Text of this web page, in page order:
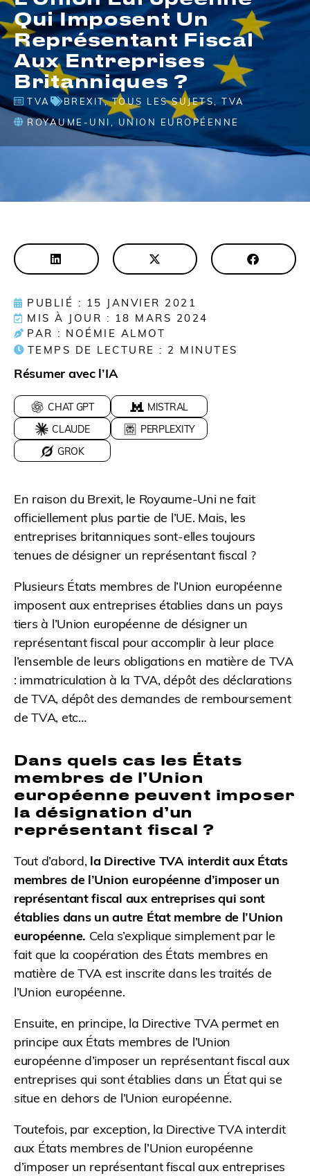
Qui Imposent Un
Représentant Fiscal
Aux Entreprises
Britanniques ?
TVA BREXIT,TOUS LES SUJETS
TVA
ROYAUME-UNI
UNION EUROPÉENNE
PUBLIÉ : 15 JANVIER 2021
MIS À JOUR : 18 MARS 2024
PAR : NOÉMIE ALMOT
TEMPS DE LECTURE : 2 MINUTES
Résumer avec l’IA
CHAT GPT
MISTRAL
CLAUDE
PERPLEXITY
GROK
En raison du Brexit, le Royaume-Uni ne fait
officiellement plus partie de l’UE. Mais, les
entreprises britanniques sont-elles toujours
tenues de désigner un représentant fiscal ?
Plusieurs États membres de l’Union européenne
imposent aux entreprises établies dans un pays
tiers à l’Union européenne de désigner un
représentant fiscal pour accomplir à leur place
l’ensemble de leurs obligations en matière de TVA
: immatriculation à la TVA, dépôt des déclarations
de TVA, dépôt des demandes de remboursement
de TVA, etc…
Dans quels cas les États
membres de l’Union
européenne peuvent imposer
la désignation d’un
représentant fiscal ?
Tout d’abord, la Directive TVA interdit aux États
membres de l’Union européenne d’imposer un
représentant fiscal aux entreprises qui sont
établies dans un autre État membre de l’Union
européenne. Cela s’explique simplement par le
fait que la coopération des États membres en
matière de TVA est inscrite dans les traités de
l’Union européenne.
Ensuite, en principe, la Directive TVA permet en
principe aux États membres de l’Union
européenne d’imposer un représentant fiscal aux
entreprises qui sont établies dans un État qui se
situe en dehors de l’Union européenne.
Toutefois, par exception, la Directive TVA interdit
aux États membres de l’Union européenne
d’imposer un représentant fiscal aux entreprises